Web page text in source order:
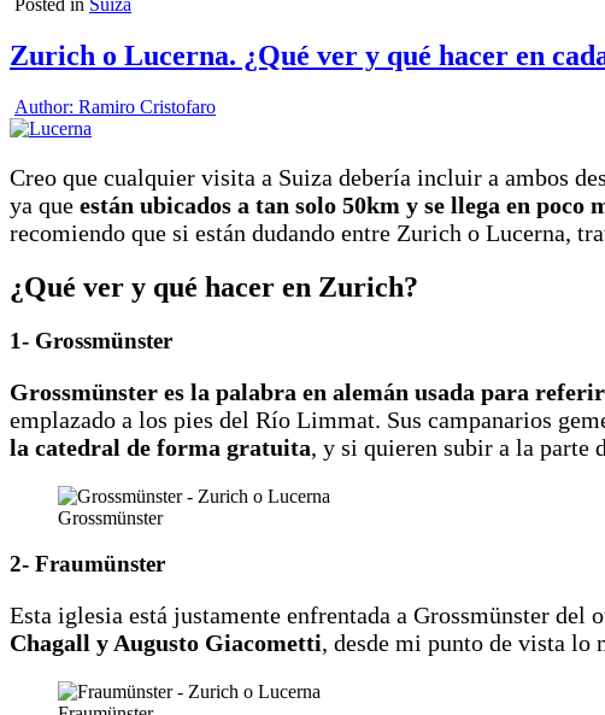
Zurich o Lucerna. ¿Qué ver y qué hacer en
Author: Ramiro Cristofaro
Creo que cualquier visita a Suiza debería incluir a ambos
ya que están ubicados a tan solo 50km y se llega en poco
recomiendo que si están dudando entre Zurich o Lucerna,
¿Qué ver y qué hacer en Zurich?
1- Grossmünster
Grossmünster es la palabra en alemán usada para
emplazado a los pies del Río Limmat. Sus campanarios
la catedral de forma gratuita, y si quieren subir a la parte
Grossmünster
2- Fraumünster
Esta iglesia está justamente enfrentada a Grossmünster
Chagall y Augusto Giacometti, desde mi punto de vista lo